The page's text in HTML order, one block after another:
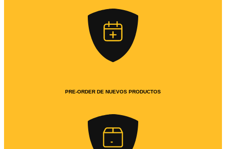
PRE-ORDER DE NUEVOS PRODUCTOS